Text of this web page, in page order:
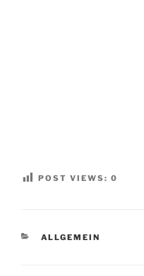
POST VIEWS: 0
KATEGORIEN
ALLGEMEIN